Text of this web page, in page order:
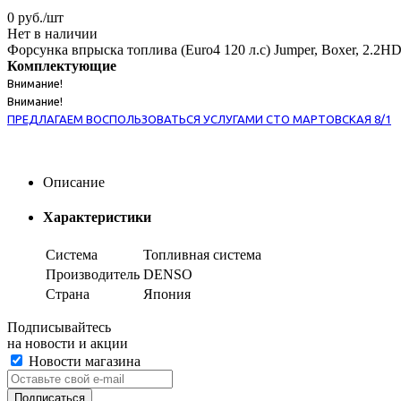
0 руб./шт
Нет в наличии
Форсунка впрыска топлива (Euro4 120 л.с) Jumper, Boxer,
Комплектующие
Внимание!
Внимание!
ПРЕДЛАГАЕМ ВОСПОЛЬЗОВАТЬСЯ УСЛУГАМИ СТО МАРТОВСКАЯ 8/1
Описание
Характеристики
Система
Топливная система
Производитель DENSO
Страна
Япония
Подписывайтесь
на новости и акции
Новости магазина